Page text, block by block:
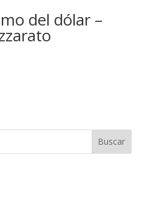
del dólar –
Buscar